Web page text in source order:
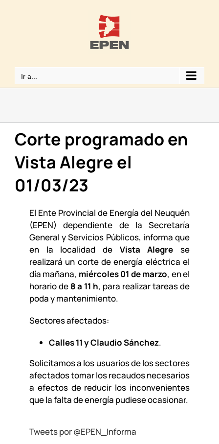
Ir a...
Corte programado en
Vista Alegre el
01/03/23
El Ente Provincial de Energía del Neuquén
(EPEN) dependiente de la Secretaría
General y Servicios Públicos, informa que
en la localidad de Vista Alegre se
realizará un corte de energía eléctrica el
día mañana, miércoles 01 de marzo, en el
horario de 8 a 11 h, para realizar tareas de
poda y mantenimiento.
Sectores afectados:
Calles 11 y Claudio Sánchez.
Solicitamos a los usuarios de los sectores
afectados tomar los recaudos necesarios
a efectos de reducir los inconvenientes
que la falta de energía pudiese ocasionar.
Tweets por @EPEN_Informa